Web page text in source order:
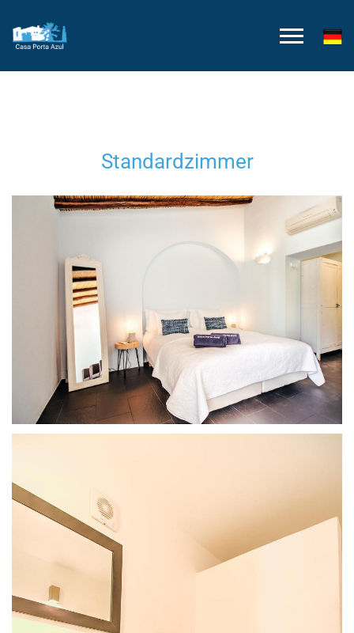
Standardzimmer